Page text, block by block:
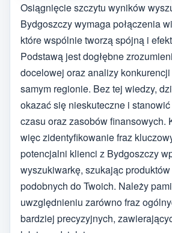
Osiągnięcie szczytu wyników
Bydgoszczy wymaga połączenia
które wspólnie tworzą spójną i
Podstawą jest dogłębne
docelowej oraz analizy
samym regionie. Bez tej wiedzy,
okazać się nieskuteczne i
czasu oraz zasobów finansowych.
więc zidentyfikowanie fraz
potencjalni klienci z Bydgoszczy
wyszukiwarkę, szukając produktów
podobnych do Twoich. Należy
uwzględnieniu zarówno fraz
bardziej precyzyjnych,